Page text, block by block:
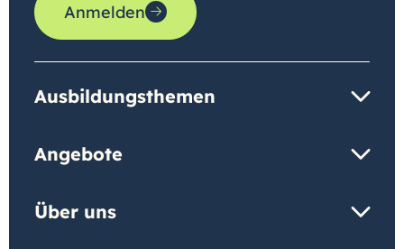
Anmelden
Ausbildungsthemen
Angebote
Über uns